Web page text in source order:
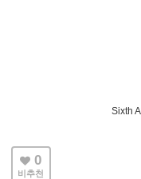
Sixth
0
비추천